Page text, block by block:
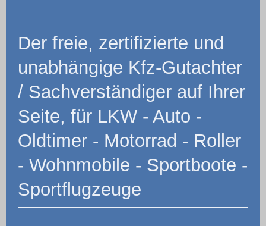
Der freie, zertifizierte und
unabhängige Kfz-Gutachter
/ Sachverständiger auf Ihrer
Seite, für LKW - Auto -
Oldtimer - Motorrad - Roller
- Wohnmobile - Sportboote -
Sportflugzeuge